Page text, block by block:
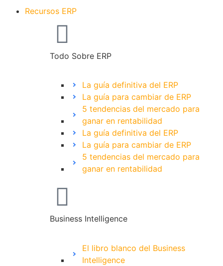
Recursos ERP
Todo Sobre ERP
La guía definitiva del ERP
La guía para cambiar de ERP
5 tendencias del mercado para
ganar en rentabilidad
La guía definitiva del ERP
La guía para cambiar de ERP
5 tendencias del mercado para
ganar en rentabilidad
Business Intelligence
El libro blanco del Business
Intelligence